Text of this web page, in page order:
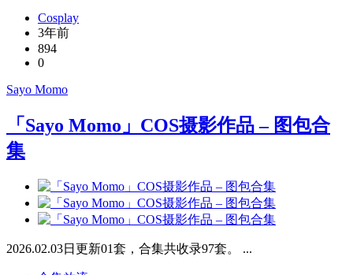
Cosplay
3年前
894
0
Sayo Momo
「Sayo Momo」COS摄影作品 – 图包合
集
2026.02.03日更新01套，合集共收录97套。 ...